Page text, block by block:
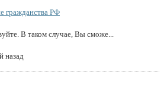
гражданства РФ
В таком случае, Вы сможе...
назад